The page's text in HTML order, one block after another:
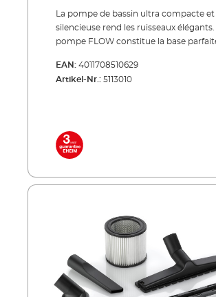
La pompe de bassin ultra compacte et
silencieuse rend les ruisseaux
pompe FLOW constitue la base
manière fiable votre système de
bassin et crée ainsi la circulation
de saleté dans le filtre. Ainsi, la pompe
pas s'obstruer. Nos pompes FLOW se
(filtres à débit continu) ou dans les
Refoulement des particules
jusqu'à une taille de 8 mm Moteur
consommation Convient pour un
fonctionnement en continu sous l'eau
requiert que très peu de maintenance
à nettoyer Avec protection contre les
EAN: 4011708510629
Artikel-Nr.: 5113010